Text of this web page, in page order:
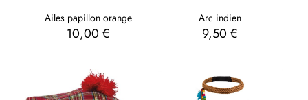
Ailes papillon orange
10,00€
Arc indien
9,50 €